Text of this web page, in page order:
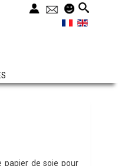
papier de soie pour